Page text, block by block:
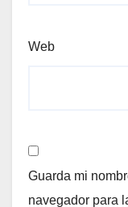
Web
Guarda mi
navegador para